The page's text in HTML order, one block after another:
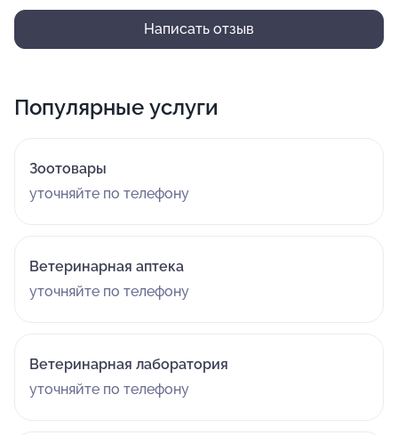
Написать отзыв
Популярные услуги
Зоотовары
уточняйте по телефону
Ветеринарная аптека
уточняйте по телефону
Ветеринарная лаборатория
уточняйте по телефону